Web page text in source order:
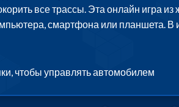
все трассы. Эта онлайн игра
смартфона или планшета. В
чтобы управлять автомобилем